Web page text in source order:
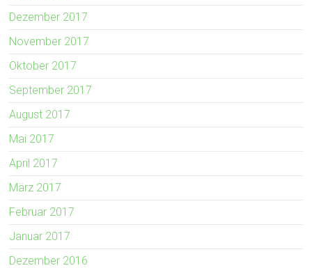
Dezember 2017
November 2017
Oktober 2017
September 2017
August 2017
Mai 2017
April 2017
März 2017
Februar 2017
Januar 2017
Dezember 2016